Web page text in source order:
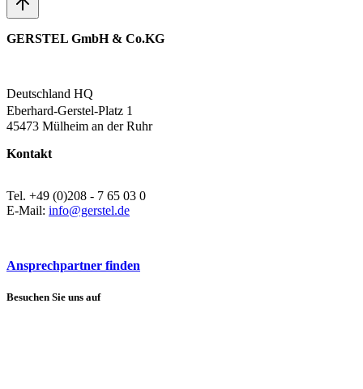
GERSTEL GmbH & Co.KG
Deutschland HQ
Eberhard-Gerstel-Platz 1
45473 Mülheim an der Ruhr
Kontakt
Tel. +49 (0)208 - 7 65 03 0
E-Mail: info@gerstel.de
Ansprechpartner finden
Besuchen Sie uns auf